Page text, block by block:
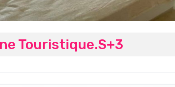
Touristique.S+3